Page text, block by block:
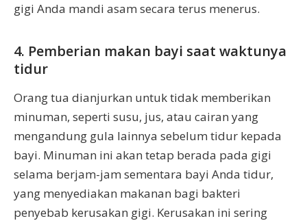
gigi Anda mandi asam secara terus menerus.
4. Pemberian makan bayi saat waktunya
tidur
Orang tua dianjurkan untuk tidak memberikan
minuman, seperti susu, jus, atau cairan yang
mengandung gula lainnya sebelum tidur kepada
bayi. Minuman ini akan tetap berada pada gigi
selama berjam-jam sementara bayi Anda tidur,
yang menyediakan makanan bagi bakteri
penyebab kerusakan gigi. Kerusakan ini sering